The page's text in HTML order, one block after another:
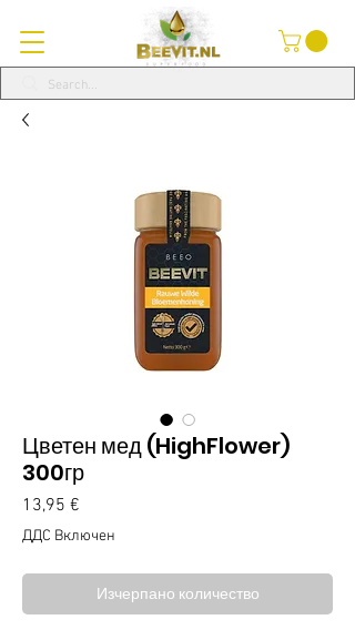
Цветен мед (HighFlower)
300гр
13,95 €
ДДС Включен
Изчерпано количество